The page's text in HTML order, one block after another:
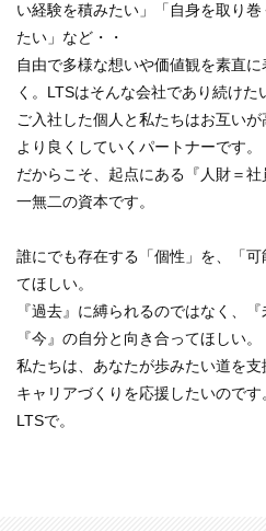
い経験を積みたい」「自身を取り
たい」など・・
自由で多様な想いや価値観を素直
く。LTSはそんな会社であり続けた
ご入社した個人と私たちはお互い
より良くしていくパートナーです。
だからこそ、起点にある『人財＝
一無二の資本です。
誰にでも存在する「個性」を、「
てほしい。
『過去』に縛られるのではなく、
『今』の自分と向き合ってほしい。
私たちは、あなたが歩みたい道を
キャリアづくりを応援したいので
LTSで。